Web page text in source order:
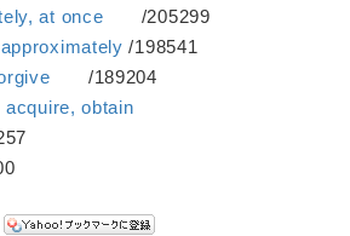
at once /205299
/198541
/189204
obtain